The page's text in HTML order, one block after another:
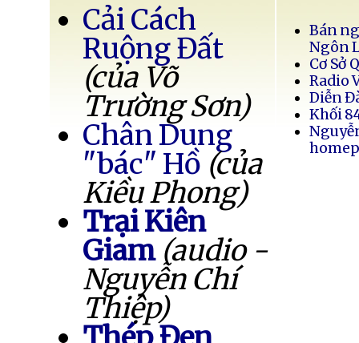
Cải Cách
Ruộng Đất
(của Võ
Trường Sơn)
Chân Dung
"bác" Hồ (của
Kiều Phong)
Trại Kiên
Giam (audio -
Nguyễn Chí
Thiệp)
Bán
Ngôn
Cơ Sở
Radio
Diễn
Khối